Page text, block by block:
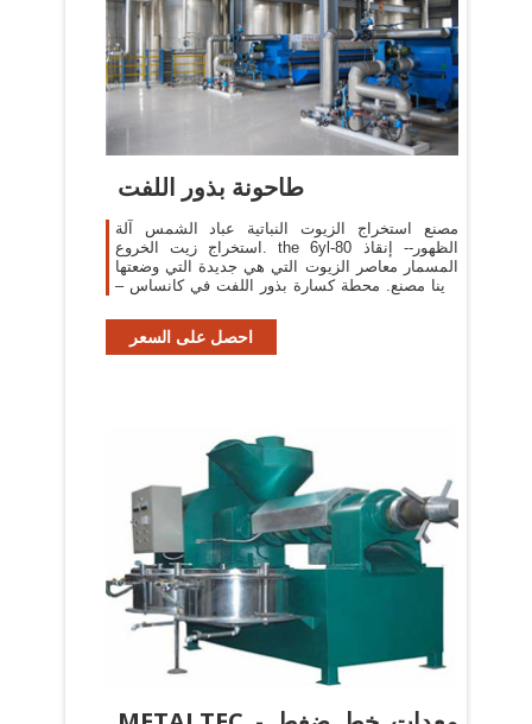
طاحونة بذور اللفت
مصنع استخراج الزيوت النباتية عباد الشمس آلة
استخراج زيت الخروع. the 6yl-80 الظهور-- إنقاذ
المسمار معاصر الزيوت التي هي جديدة التي وضعتها
لدينا مصنع. محطة كسارة بذور اللفت في كانساس –
احصل على السعر